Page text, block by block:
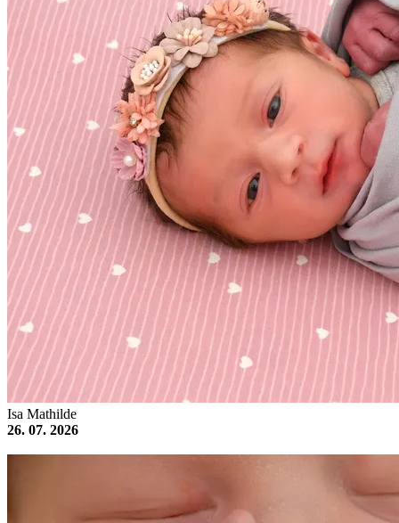
Isa Mathilde
26. 07. 2026